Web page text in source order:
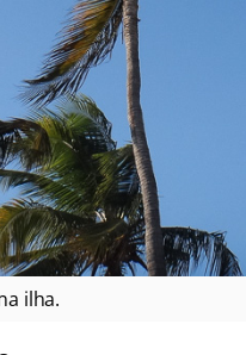
ilha.